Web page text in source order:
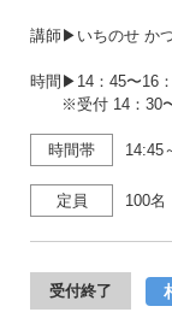
講師▶いちのせ か
時間▶14：45〜16
※受付 14：30
時間帯 14:45
定員 100名
受付終了